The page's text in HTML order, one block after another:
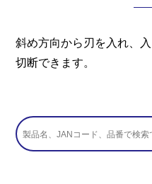
斜め方向から刃を入れ、
切断できます。